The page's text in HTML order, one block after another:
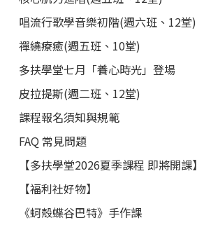
唱流行歌學音樂初階(週六班、12堂)
禪繞療癒(週五班、10堂)
多扶學堂七月「養心時光」登場
皮拉提斯(週二班、12堂)
課程報名須知與規範
FAQ 常見問題
【多扶學堂2026夏季課程 即將開課】
【福利社好物】
《蚵殼蝶谷巴特》手作課